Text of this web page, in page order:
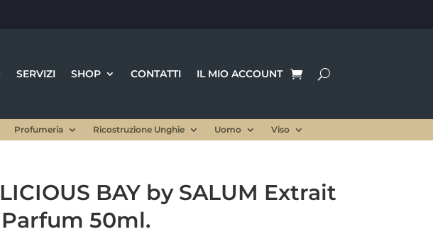
SERVIZI SHOP CONTATTI IL MIO ACCOUNT
Profumeria Ricostruzione Unghie Uomo Viso
BAY by SALUM Extrait
50ml.